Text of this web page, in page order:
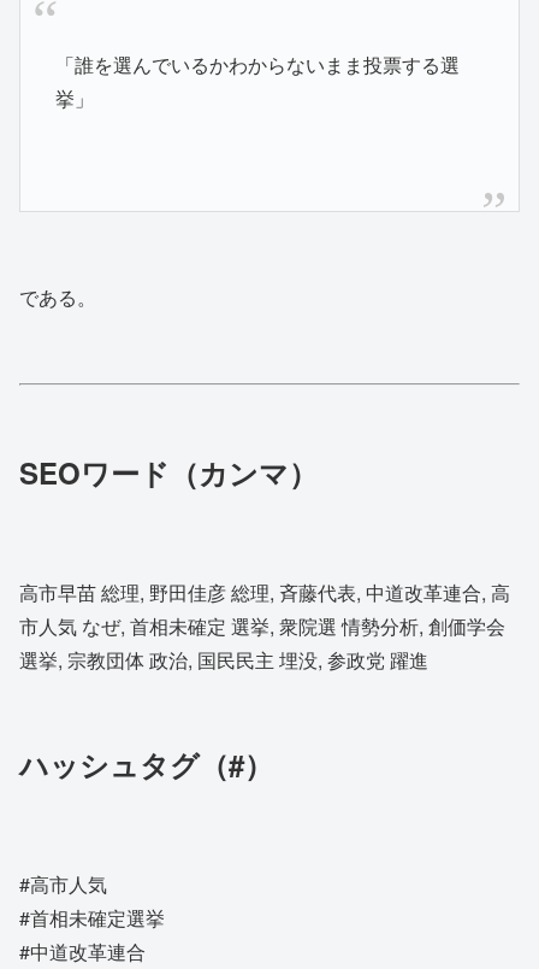
「誰を選んでいるかわからないまま投票する選
挙」
である。
SEOワード（カンマ）
高市早苗 総理, 野田佳彦 総理, 斉藤代表, 中道改革連合, 高
市人気 なぜ, 首相未確定 選挙, 衆院選 情勢分析, 創価学会
選挙, 宗教団体 政治, 国民民主 埋没, 参政党 躍進
ハッシュタグ（#）
#高市人気
#首相未確定選挙
#中道改革連合